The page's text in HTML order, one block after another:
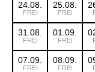
24.08.
FREI
25.08.
FREI
31.08.
FREI
01.09.
FREI
07.09.
FREI
08.09.
FREI